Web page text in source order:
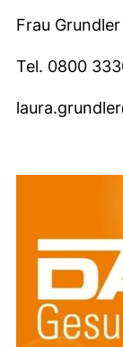
Frau Grundler
Tel. 0800